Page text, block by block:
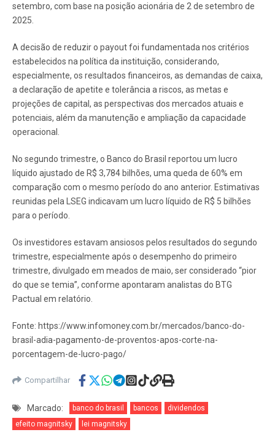
setembro, com base na posição acionária de 2 de setembro de
2025.
A decisão de reduzir o payout foi fundamentada nos critérios
estabelecidos na política da instituição, considerando,
especialmente, os resultados financeiros, as demandas de caixa,
a declaração de apetite e tolerância a riscos, as metas e
projeções de capital, as perspectivas dos mercados atuais e
potenciais, além da manutenção e ampliação da capacidade
operacional.
No segundo trimestre, o Banco do Brasil reportou um lucro
líquido ajustado de R$ 3,784 bilhões, uma queda de 60% em
comparação com o mesmo período do ano anterior. Estimativas
reunidas pela LSEG indicavam um lucro líquido de R$ 5 bilhões
para o período.
Os investidores estavam ansiosos pelos resultados do segundo
trimestre, especialmente após o desempenho do primeiro
trimestre, divulgado em meados de maio, ser considerado “pior
do que se temia”, conforme apontaram analistas do BTG
Pactual em relatório.
Fonte: https://www.infomoney.com.br/mercados/banco-do-
brasil-adia-pagamento-de-proventos-apos-corte-na-
porcentagem-de-lucro-pago/
Compartilhar
Marcado: banco do brasil bancos
dividendos
efeito magnitsky
lei magnitsky